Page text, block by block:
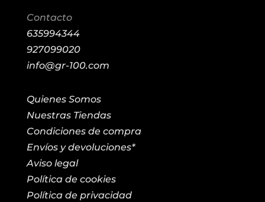
Contacto
635994344
927099020
info@gr-100.com
Quienes Somos
Nuestras Tiendas
Condiciones de compra
Envíos y devoluciones*
Aviso legal
Política de cookies
Política de privacidad